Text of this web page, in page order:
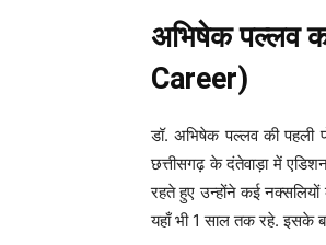
अभिषेक पल्लव
Career)
डॉ. अभिषेक पल्लव की पहली
छत्तीसगढ़ के दंतेवाड़ा में
रहते हुए उन्होंने कई नक्सलियों
यहाँ भी 1 साल तक रहे. इसके